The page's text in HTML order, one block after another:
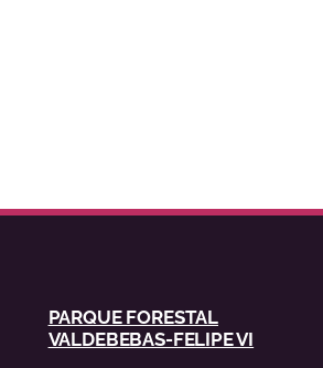
PARQUE FORESTAL
VALDEBEBAS-FELIPE VI